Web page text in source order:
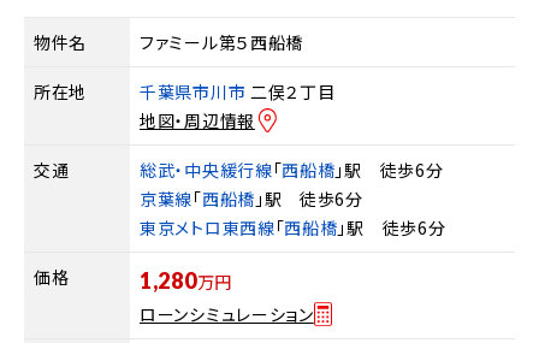
物件名 ファミール第５西船橋
所在地 千葉県市川市 二俣２丁目
地図・周辺情報
交通 総武・中央緩行線「西船橋 」駅 徒歩6分
京葉線「西船橋 」駅 徒歩6分
東京メトロ東西線「西船橋 」駅 徒歩6分
価格 1,280万円
ローンシミュレーション